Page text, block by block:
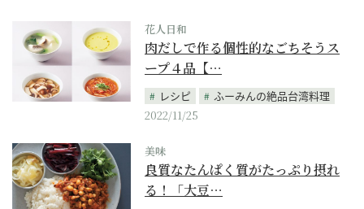
花人日和
肉だしで作る個性的なごちそうス
ープ４品【…
レシピ
ふーみんの絶品台湾料理
2022/11/25
美味
良質なたんぱく質がたっぷり摂れ
る！「大豆…